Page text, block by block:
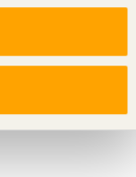
samt